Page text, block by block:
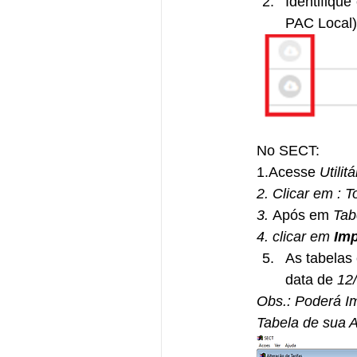
PAC Local)
No SECT:
1.Acesse
2. Clicar em :
3. Após em
4. clicar em
As
data de
Obs.: Poderá
Tabela de sua